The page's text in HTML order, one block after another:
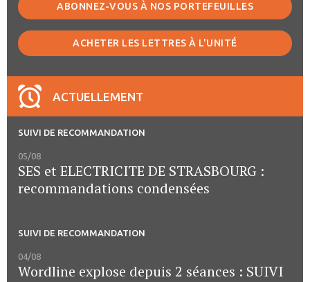
ABONNEZ-VOUS À NOS PORTEFEUILLES
ACHETER LES LETTRES À L'UNITÉ
ACTUELLEMENT
SUIVI DE RECOMMANDATION
05/08
SES et ELECTRICITE DE STRASBOURG :
recommandations condensées
SUIVI DE RECOMMANDATION
04/08
Wordline explose depuis 2 séances : SUIVI